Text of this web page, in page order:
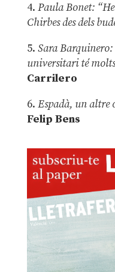
4. Paula Bonet:
Chirbes des dels
5. Sara Barquinero:
universitari té molts
Carrilero
6. Espadà, un altre
Felip Bens